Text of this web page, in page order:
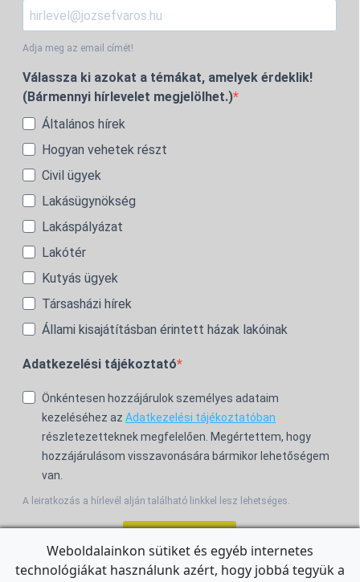
Adja meg az email címét!
Válassza ki azokat a témákat, amelyek érdeklik!
(Bármennyi hírlevelet megjelölhet.)
Általános hírek
Hogyan vehetek részt
Civil ügyek
Lakásügynökség
Lakáspályázat
Lakótér
Kutyás ügyek
Társasházi hírek
Állami kisajátításban érintett házak lakóinak
Adatkezelési tájékoztató
Önkéntesen hozzájárulok személyes adataim
kezeléséhez az Adatkezelési tájékoztatóban
részletezetteknek megfelelően. Megértettem, hogy
hozzájárulásom visszavonására bármikor lehetőségem
van.
A leiratkozás a hírlevél alján található linkkel lesz lehetséges.
Weboldalainkon sütiket és egyéb internetes
technológiákat használunk azért, hogy jobbá tegyük a